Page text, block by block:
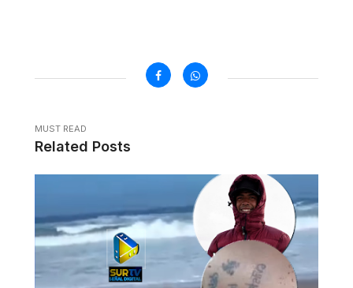
MUST READ
Related Posts